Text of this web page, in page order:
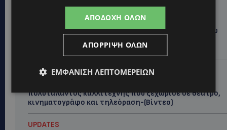
ΦΡΑΓΜΑ ΚΛΗΡΟΥ: Πήγαν για ψάρεμα και άφησαν πίσω
LIFESTYLE
πολυτάλαντος καλλιτέχνης που ξεχώρισε σε θέατρο,
κινηματογράφο και τηλεόραση-(Bίντεο)
UPDATES
ΑΠΟΔΟΧΉ ΌΛΩΝ
ΑΠΌΡΡΙΨΗ ΌΛΩΝ
ΕΜΦΆΝΙΣΗ ΛΕΠΤΟΜΕΡΕΙΏΝ